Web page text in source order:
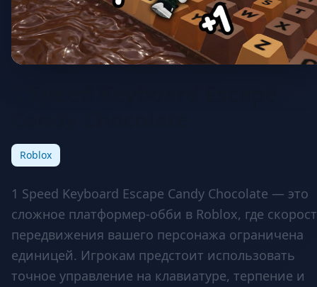
Roblox
1 Speed Keyboard Escape Candy Chocolate — это
сложное платформер-обби в Roblox, где
передвижения вашего персонажа ограничена
единицей. Игрокам предстоит использовать
точное управление на клавиатуре, терпение и